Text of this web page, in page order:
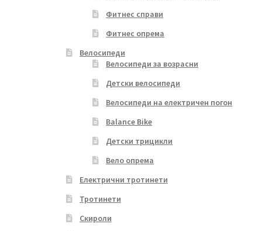
Фитнес справи
Фитнес опрема
Велосипеди
Велосипеди за возрасни
Детски велосипеди
Велосипеди на електричен погон
Balance Bike
Детски трицикли
Вело опрема
Електрични тротинети
Тротинети
Скироли